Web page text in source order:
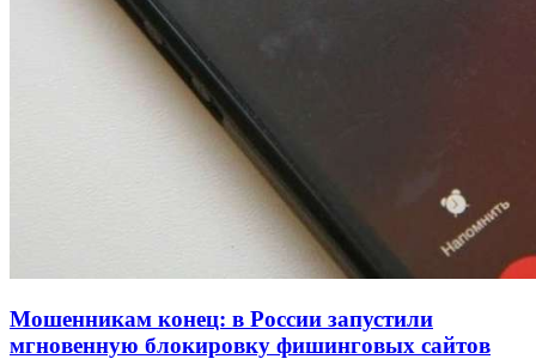
Волгоградские компании нарастили экспорт:
заключены контракты на 3,6 млн долларов
Мошенникам конец: в России запустили
мгновенную блокировку фишинговых сайтов